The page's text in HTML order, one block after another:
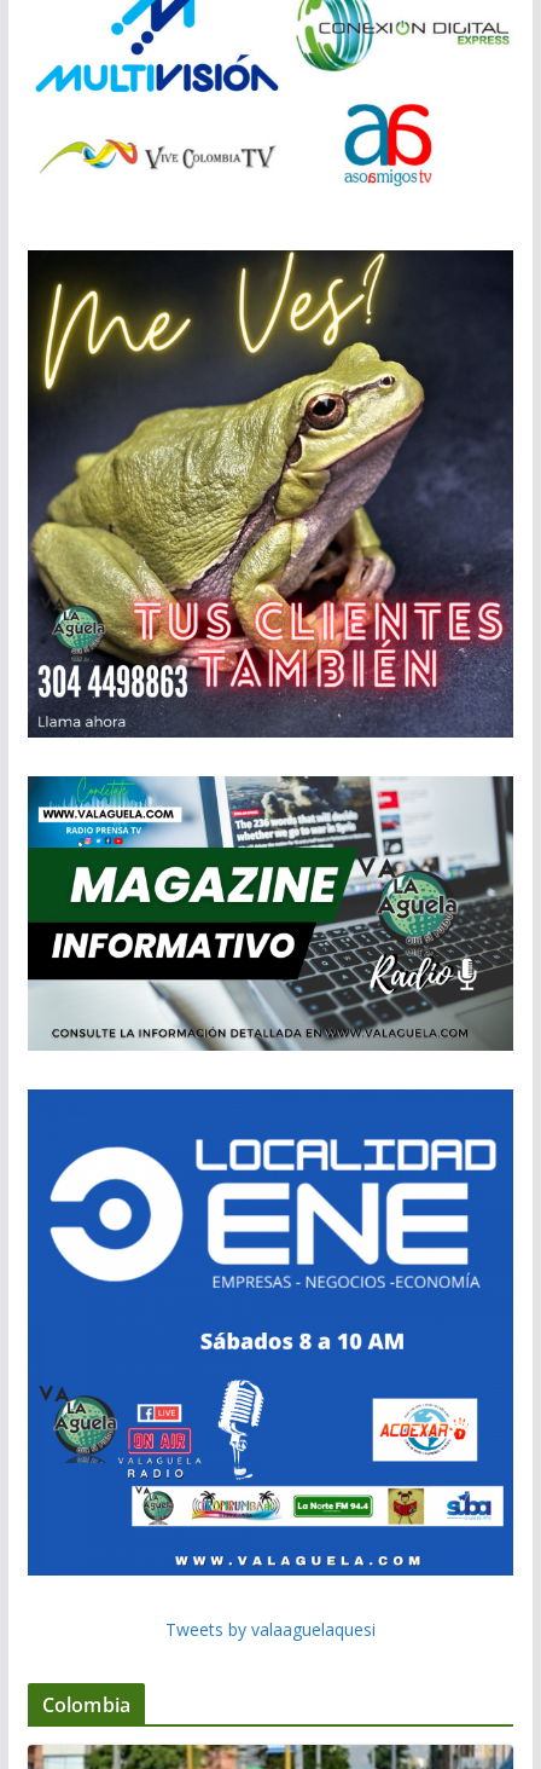
Tweets by valaaguelaquesi
Colombia